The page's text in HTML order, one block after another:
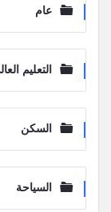
عام
التعليم
السكن
السياحة